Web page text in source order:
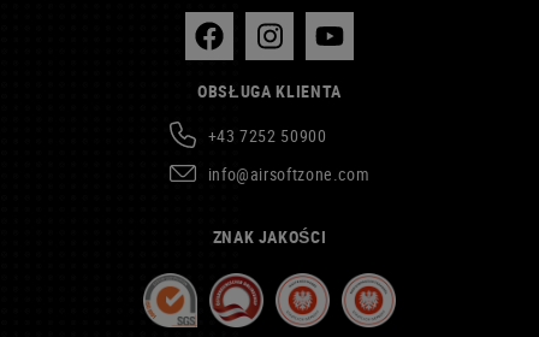
OBSŁUGA KLIENTA
+43 7252 50900
info@airsoftzone.com
ZNAK JAKOŚCI